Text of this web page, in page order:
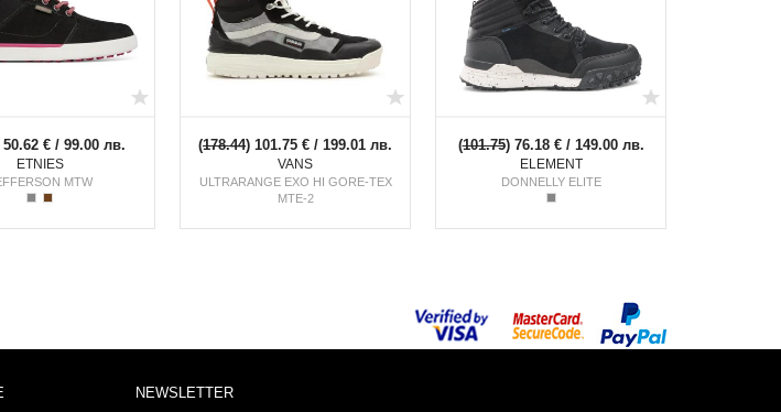
50.62 € / 99.00 лв.
ETNIES
MTW
(178.44) 101.75 € / 199.01 лв.
VANS
ULTRARANGE EXO HI GORE-TEX
MTE-2
(101.75) 76.18 € / 149.00 лв.
ELEMENT
DONNELLY ELITE
NEWSLETTER